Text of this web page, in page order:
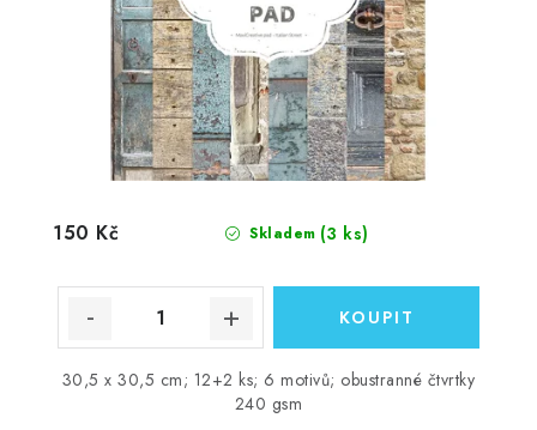
Skladem (3 ks)
150 Kč
30,5 x 30,5 cm; 12+2 ks; 6 motivů; obustranné čtvrtky
240 gsm